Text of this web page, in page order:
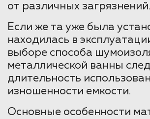
от различных загрязнений.
Если же та уже была
находилась в
выборе способа
металлической ванны
длительность
изношенности емкости.
Основные особенности